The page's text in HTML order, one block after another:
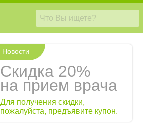
Скидка 20%
на прием врача
Для получения скидки,
пожалуйста, предъявите купон.
Новости